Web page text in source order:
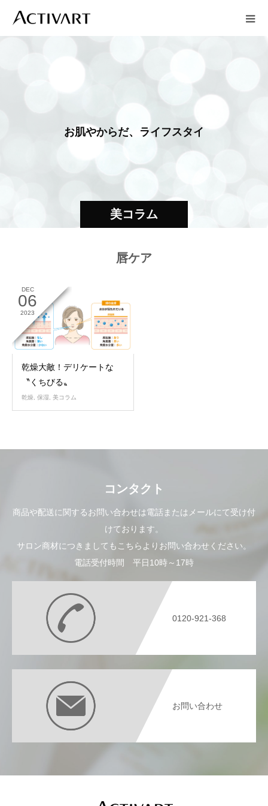
美コラム
お肌やからだ、 ライフスタイル
唇ケア
DEC
06
2023
乾燥大敵！デリケートな
〝くちびる〟
乾燥, 保湿, 美コラム
コンタクト
商品や配送に関するお問い合わせは電話またはメールにて受け付
けております。
サロン商材につきましてもこちらよりお問い合わせください。
電話受付時間 平日10時～17時
0120-921-368
お問い合わせ